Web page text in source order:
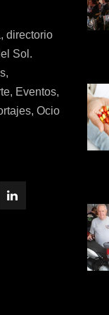
directorio
Sol.
Eventos,
Ocio